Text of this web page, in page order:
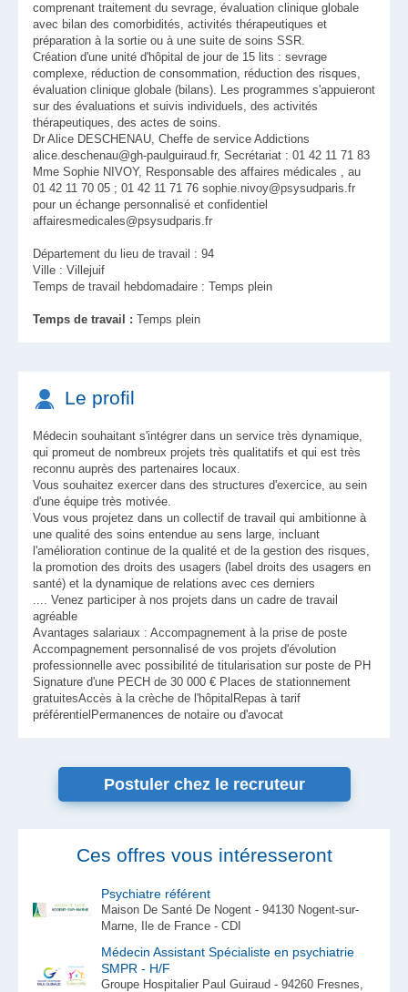
comprenant traitement du sevrage, évaluation clinique globale
avec bilan des comorbidités, activités thérapeutiques et
préparation à la sortie ou à une suite de soins SSR.
Création d'une unité d'hôpital de jour de 15 lits : sevrage
complexe, réduction de consommation, réduction des risques,
évaluation clinique globale (bilans). Les programmes s'appuieront
sur des évaluations et suivis individuels, des activités
thérapeutiques, des actes de soins.
Dr Alice DESCHENAU, Cheffe de service Addictions
alice.deschenau@gh-paulguiraud.fr, Secrétariat : 01 42 11 71 83
Mme Sophie NIVOY, Responsable des affaires médicales , au
01 42 11 70 05 ; 01 42 11 71 76 sophie.nivoy@psysudparis.fr
pour un échange personnalisé et confidentiel
affairesmedicales@psysudparis.fr
Département du lieu de travail : 94
Ville : Villejuif
Temps de travail hebdomadaire : Temps plein
Temps de travail : Temps plein
Le profil
Médecin souhaitant s'intégrer dans un service très dynamique,
qui promeut de nombreux projets très qualitatifs et qui est très
reconnu auprès des partenaires locaux.
Vous souhaitez exercer dans des structures d'exercice, au sein
d'une équipe très motivée.
Vous vous projetez dans un collectif de travail qui ambitionne à
une qualité des soins entendue au sens large, incluant
l'amélioration continue de la qualité et de la gestion des risques,
la promotion des droits des usagers (label droits des usagers en
santé) et la dynamique de relations avec ces derniers
.... Venez participer à nos projets dans un cadre de travail
agréable
Avantages salariaux : Accompagnement à la prise de poste
Accompagnement personnalisé de vos projets d'évolution
professionnelle avec possibilité de titularisation sur poste de PH
Signature d'une PECH de 30 000 € Places de stationnement
gratuitesAccès à la crèche de l'hôpitalRepas à tarif
préférentielPermanences de notaire ou d'avocat
Postuler chez le recruteur
Ces offres vous intéresseront
Psychiatre référent
Maison De Santé De Nogent - 94130 Nogent-sur-
Marne, Ile de France - CDI
Médecin Assistant Spécialiste en psychiatrie
SMPR - H/F
Groupe Hospitalier Paul Guiraud - 94260 Fresnes,